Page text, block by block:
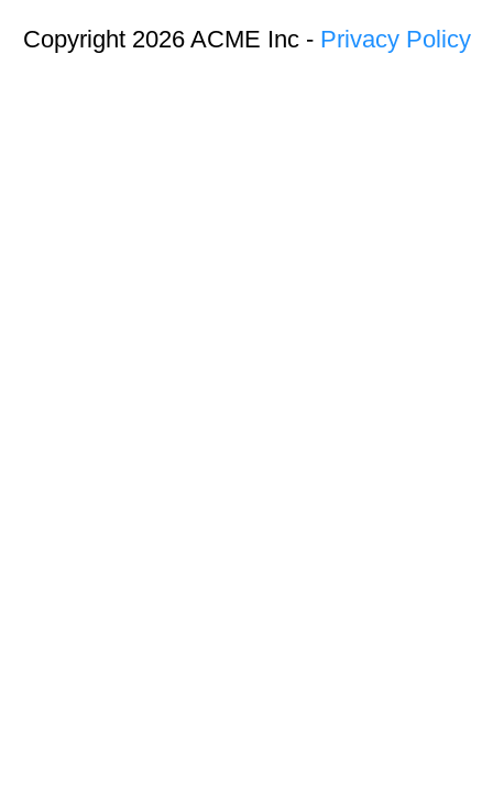
Copyright 2026 ACME Inc - Privacy Policy